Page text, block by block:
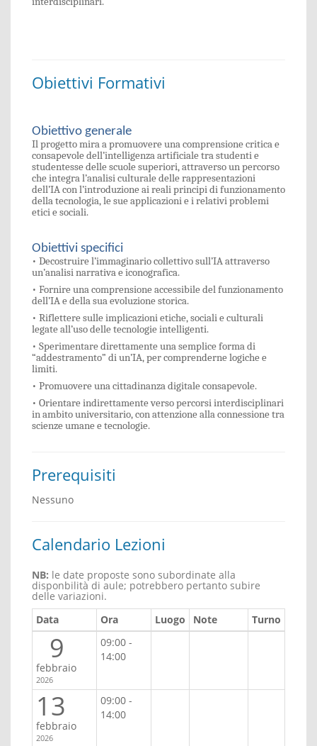
Obiettivi Formativi
Obiettivo generale
Il progetto mira a promuovere una comprensione critica e
consapevole dell’intelligenza artificiale tra studenti e
studentesse delle scuole superiori, attraverso un percorso
che integra l’analisi culturale delle rappresentazioni
dell’IA con l’introduzione ai reali principi di funzionamento
della tecnologia, le sue applicazioni e i relativi problemi
etici e sociali.
Obiettivi specifici
• Decostruire l’immaginario collettivo sull’IA attraverso
un’analisi narrativa e iconografica.
• Fornire una comprensione accessibile del funzionamento
dell’IA e della sua evoluzione storica.
• Riflettere sulle implicazioni etiche, sociali e culturali
legate all’uso delle tecnologie intelligenti.
• Sperimentare direttamente una semplice forma di
“addestramento” di un’IA, per comprenderne logiche e
limiti.
• Promuovere una cittadinanza digitale consapevole.
• Orientare indirettamente verso percorsi interdisciplinari
in ambito universitario, con attenzione alla connessione tra
scienze umane e tecnologie.
Prerequisiti
Nessuno
Calendario Lezioni
NB: le date proposte sono subordinate alla
disponbilità di aule; potrebbero pertanto subire
delle variazioni.
Data
Ora Luogo Note Turno
9
febbraio
2026
09:00 -
14:00
13
febbraio
2026
09:00 -
14:00